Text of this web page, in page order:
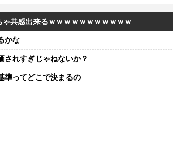
ゃ共感出来るｗｗｗｗｗｗｗｗｗｗｗ
かな
されすぎじゃねないか？
準ってどこで決まるの